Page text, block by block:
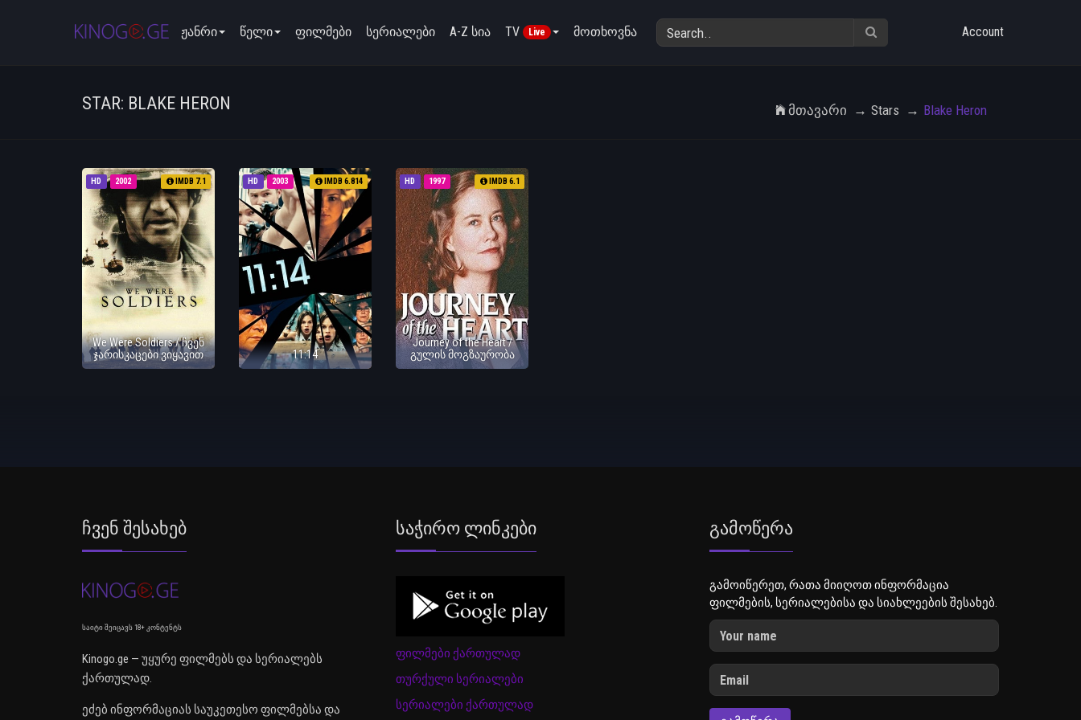
ჟანრი წელი ფილმები სერიალები A-Z სია TV Live მოთხოვნა Account
STAR: BLAKE HERON Მთავარი Stars Blake Heron
HD 2002 IMDB 7.1
We Were Soldiers / ჩვენ
ჯარისკაცები ვიყავით
HD 2003 IMDB 6.814
11:14
HD 1997 IMDB 6.1
Journey of the Heart /
გულის მოგზაურობა
Ჩვენ Შესახებ
საიტი შეიცავს 18+ კონტენტს
Kinogo.ge — უყურე ფილმებს და სერიალებს
ქართულად.
ეძებ ინფორმაციას საუკეთესო ფილმებსა და
Საჭირო Ლინკები
ფილმები ქართულად
თურქული სერიალები
სერიალები ქართულად
Გამოწერა
გამოიწერეთ, რათა მიიღოთ ინფორმაცია
ფილმების, სერიალებისა და სიახლეების შესახებ.